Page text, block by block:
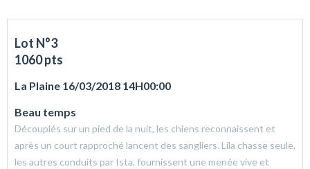
Lot N°3
1060 pts
La Plaine 16/03/2018 14H00:00
Beau temps
Découplés sur un pied de la nuit, les chiens reconnaissent et
après un court rapproché lancent des sangliers. Lila chasse seule,
les autres conduits par Ista, fournissent une menée vive et